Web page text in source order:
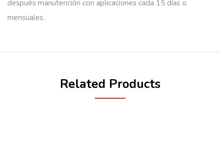
después manutención con aplicaciones cada 15 días o
mensuales.
Related Products